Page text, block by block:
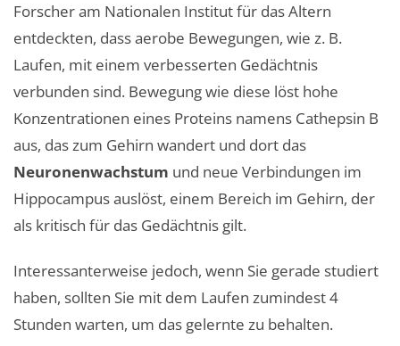
Forscher am Nationalen Institut für das Altern
entdeckten, dass aerobe Bewegungen, wie z. B.
Laufen, mit einem verbesserten Gedächtnis
verbunden sind. Bewegung wie diese löst hohe
Konzentrationen eines Proteins namens Cathepsin B
aus, das zum Gehirn wandert und dort das
Neuronenwachstum und neue Verbindungen im
Hippocampus auslöst, einem Bereich im Gehirn, der
als kritisch für das Gedächtnis gilt.
Interessanterweise jedoch, wenn Sie gerade studiert
haben, sollten Sie mit dem Laufen zumindest 4
Stunden warten, um das gelernte zu behalten.